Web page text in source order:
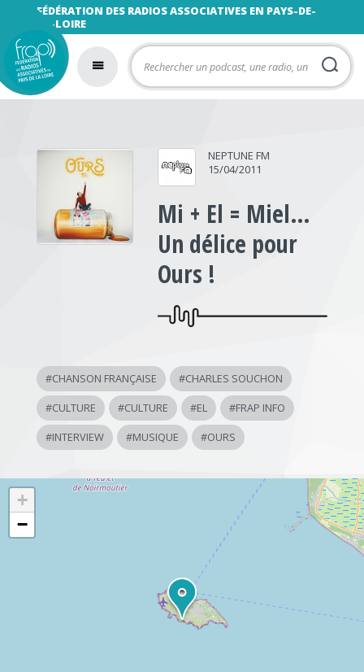
FÉDÉRATION DES RADIOS ASSOCIATIVES EN PAYS-DE-
LA-LOIRE
NEPTUNE FM
15/04/2011
Mi + El = Miel…
Un délice pour
Ours !
#CHANSON FRANÇAISE #CHARLES SOUCHON
#CULTURE #CULTURE #EL #FRAP INFO
#INTERVIEW #MUSIQUE #OURS
+
−